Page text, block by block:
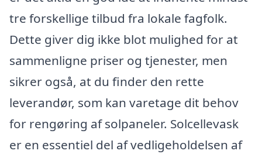
tre forskellige tilbud fra lokale fagfolk.
Dette giver dig ikke blot mulighed for at
sammenligne priser og tjenester, men
sikrer også, at du finder den rette
leverandør, som kan varetage dit behov
for rengøring af solpaneler. Solcellevask
er en essentiel del af vedligeholdelsen af